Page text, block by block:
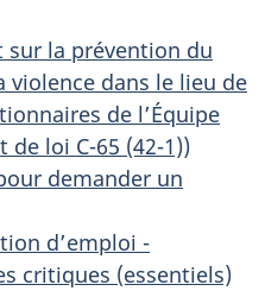
sur la prévention du
violence dans le lieu de
de l’Équipe
de loi C-65 (42-1))
demander un
d’emploi -
critiques (essentiels)